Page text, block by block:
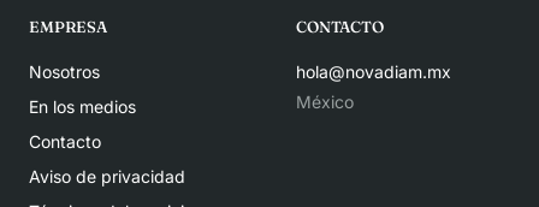
EMPRESA
Nosotros
En los medios
Contacto
Aviso de privacidad
CONTACTO
hola@novadiam.mx
México